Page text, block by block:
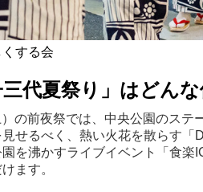
する会
三代夏祭り」はどん
の前夜祭では、中央公園のステ
せるべく、熱い火花を散らす「
を沸かすライブイベント「食楽
ます。